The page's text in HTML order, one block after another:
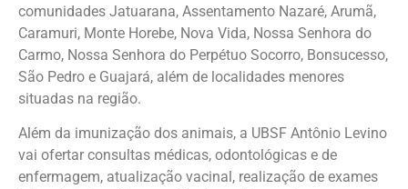
comunidades Jatuarana, Assentamento Nazaré, Arumã,
Caramuri, Monte Horebe, Nova Vida, Nossa Senhora do
Carmo, Nossa Senhora do Perpétuo Socorro, Bonsucesso,
São Pedro e Guajará, além de localidades menores
situadas na região.
Além da imunização dos animais, a UBSF Antônio Levino
vai ofertar consultas médicas, odontológicas e de
enfermagem, atualização vacinal, realização de exames